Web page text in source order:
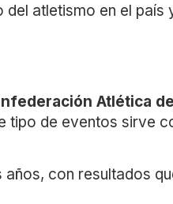
atletismo en el país
Atlética
tipo de eventos sirve
con resultados